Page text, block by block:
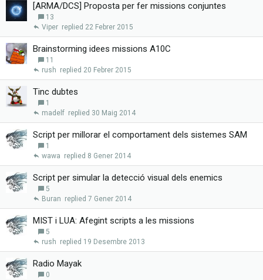
[ARMA/DCS] Proposta per fer missions conjuntes
13
22 Febrer 2015
Viper
Brainstorming idees missions A10C
11
20 Febrer 2015
rush
Tinc dubtes
1
30 Maig 2014
madelf
Script per millorar el comportament dels sistemes SAM
1
8 Gener 2014
wawa
Script per simular la detecció visual dels enemics
5
7 Gener 2014
Buran
MIST i LUA: Afegint scripts a les missions
5
19 Desembre 2013
rush
Radio Mayak
0